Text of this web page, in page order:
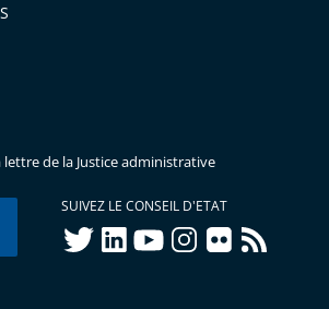
lettre de la Justice administrative
SUIVEZ LE CONSEIL D'ETAT
twitterlinkedInyoutubeinstagram
flickr rss